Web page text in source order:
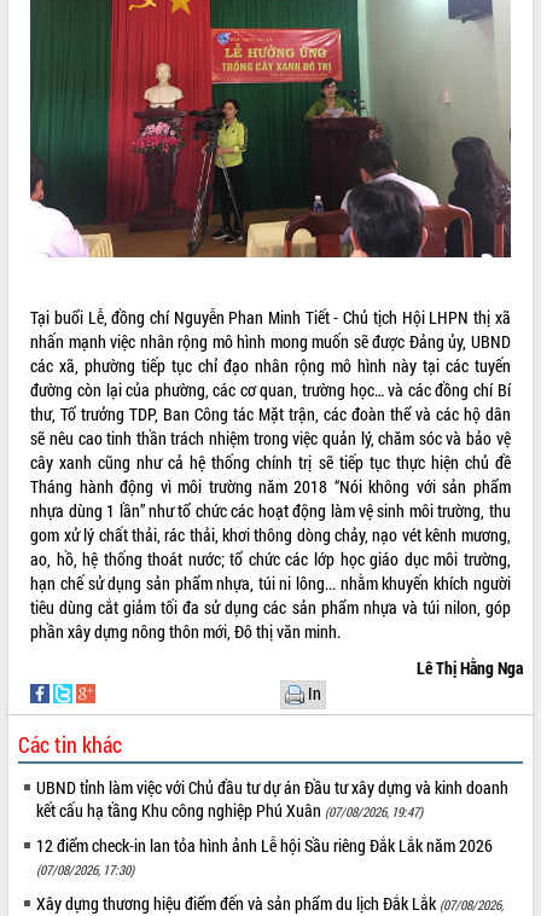
3714
66049037
Tại buổi Lễ, đồng chí Nguyễn Phan Minh Tiết - Chủ tịch Hội LHPN thị xã
nhấn mạnh việc nhân rộng mô hình mong muốn sẽ được Đảng ủy, UBND
các xã, phường tiếp tục chỉ đạo nhân rộng mô hình này tại các tuyến
đường còn lại của phường, các cơ quan, trường học… và các đồng chí Bí
thư, Tổ trưởng TDP, Ban Công tác Mặt trận, các đoàn thể và các hộ dân
sẽ nêu cao tinh thần trách nhiệm trong việc quản lý, chăm sóc và bảo vệ
cây xanh cũng như cả hệ thống chính trị sẽ tiếp tục thực hiện chủ đề
Tháng hành động vì môi trường năm 2018 “Nói không với sản phẩm
nhựa dùng 1 lần” như tổ chức các hoạt động làm vệ sinh môi trường, thu
gom xử lý chất thải, rác thải, khơi thông dòng chảy, nạo vét kênh mương,
ao, hồ, hệ thống thoát nước; tổ chức các lớp học giáo dục môi trường,
hạn chế sử dụng sản phẩm nhựa, túi ni lông... nhằm khuyến khích người
tiêu dùng cắt giảm tối đa sử dụng các sản phẩm nhựa và túi nilon, góp
phần xây dựng nông thôn mới, Đô thị văn minh.
Lê Thị Hằng Nga
In
Các tin khác
UBND tỉnh làm việc với Chủ đầu tư dự án Đầu tư xây dựng và kinh doanh
kết cấu hạ tầng Khu công nghiệp Phú Xuân (07/08/2026, 19:47)
12 điểm check-in lan tỏa hình ảnh Lễ hội Sầu riêng Đắk Lắk năm 2026
(07/08/2026, 17:30)
Xây dựng thương hiệu điểm đến và sản phẩm du lịch Đắk Lắk (07/08/2026,